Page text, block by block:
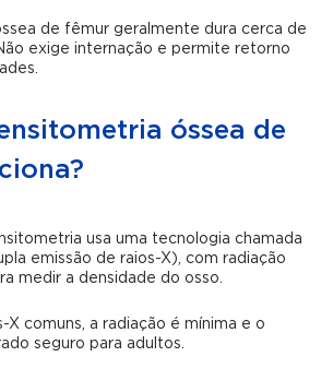
de fêmur geralmente dura cerca de
exige internação e permite retorno
óssea de
usa uma tecnologia chamada
emissão de raios-X), com radiação
medir a densidade do osso.
X comuns, a radiação é mínima e o
seguro para adultos.